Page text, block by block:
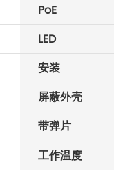
PoE
LED
安装
屏蔽外壳
带弹片
工作温度